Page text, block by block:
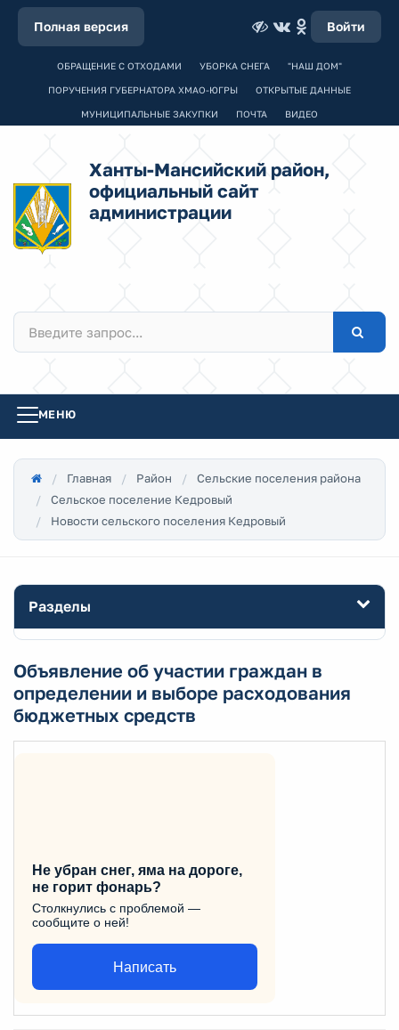
Полная версия Войти
ОБРАЩЕНИЕ С ОТХОДАМИ УБОРКА СНЕГА "НАШ ДОМ"
ПОРУЧЕНИЯ ГУБЕРНАТОРА ХМАО-ЮГРЫ ОТКРЫТЫЕ ДАННЫЕ
МУНИЦИПАЛЬНЫЕ ЗАКУПКИ ПОЧТА ВИДЕО
Ханты-Мансийский район,
официальный сайт
администрации
МЕНЮ
Главная Район
Сельские поселения района
Сельское поселение Кедровый
Новости сельского поселения Кедровый
Разделы
Объявление об участии граждан в
определении и выборе расходования
бюджетных средств
Не убран снег, яма на дороге,
не горит фонарь?
Столкнулись с проблемой —
сообщите о ней!
Написать